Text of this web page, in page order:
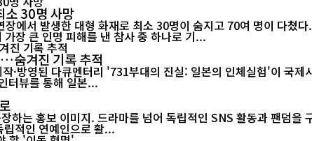
30명 사망
에서 발생한 대형 화재로 최소 30명이 숨지고 70여 명이 다쳤
장 큰 인명 피해를 낸 참사 중 하나로 기...
숨겨진 기록 추적
터뷰를 통해 일본...
하는 홍보 이미지. 드라마를 넘어 독립적인 SNS 활동과 팬덤
립적인 연예인으로 활...